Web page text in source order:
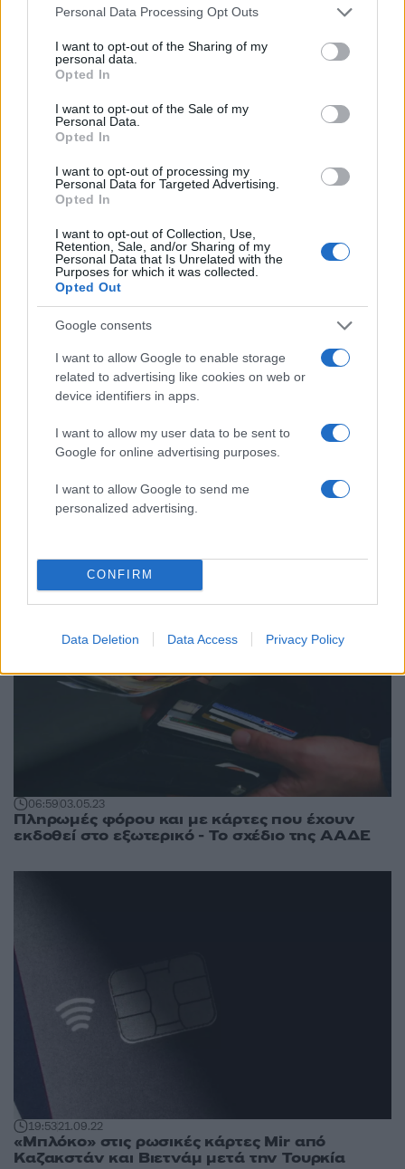
Please note that this website/app uses one or more Google
not limited to your visit or usage behaviour. You may click to
grant or deny consent to Google and its third-party tags to
use your data for below specified purposes in below Google
consent section.
Personal Data Processing Opt Outs
I want to opt-out of the Sharing of my
personal data.
Opted In
I want to opt-out of the Sale of my
Personal Data.
Opted In
I want to opt-out of processing my
Personal Data for Targeted Advertising.
Opted In
I want to opt-out of Collection, Use,
Retention, Sale, and/or Sharing of my
Personal Data that Is Unrelated with the
Purposes for which it was collected.
Opted Out
Google consents
I want to allow Google to enable storage
related to advertising like cookies on web or
device identifiers in apps.
I want to allow my user data to be sent to
Google for online advertising purposes.
I want to allow Google to send me
personalized advertising.
CONFIRM
Data Deletion Data Access Privacy Policy
12:40 02.11.23
Worldline Greece: Νέες υπηρεσίες στις
ηλεκτρονικές πληρωμές – Παρουσίαση του
11:4011.10.23
γιατρός στο Ηράκλειο - To βίντεο και οι
κινήσεις του δράστη
06:5903.05.23
Πληρωμές φόρου και με κάρτες που έχουν
εκδοθεί στο εξωτερικό - Το σχέδιο της ΑΑΔΕ
19:5321.09.22
«Μπλόκο» στις ρωσικές κάρτες Mir από
Καζακστάν και Βιετνάμ μετά την Τουρκία